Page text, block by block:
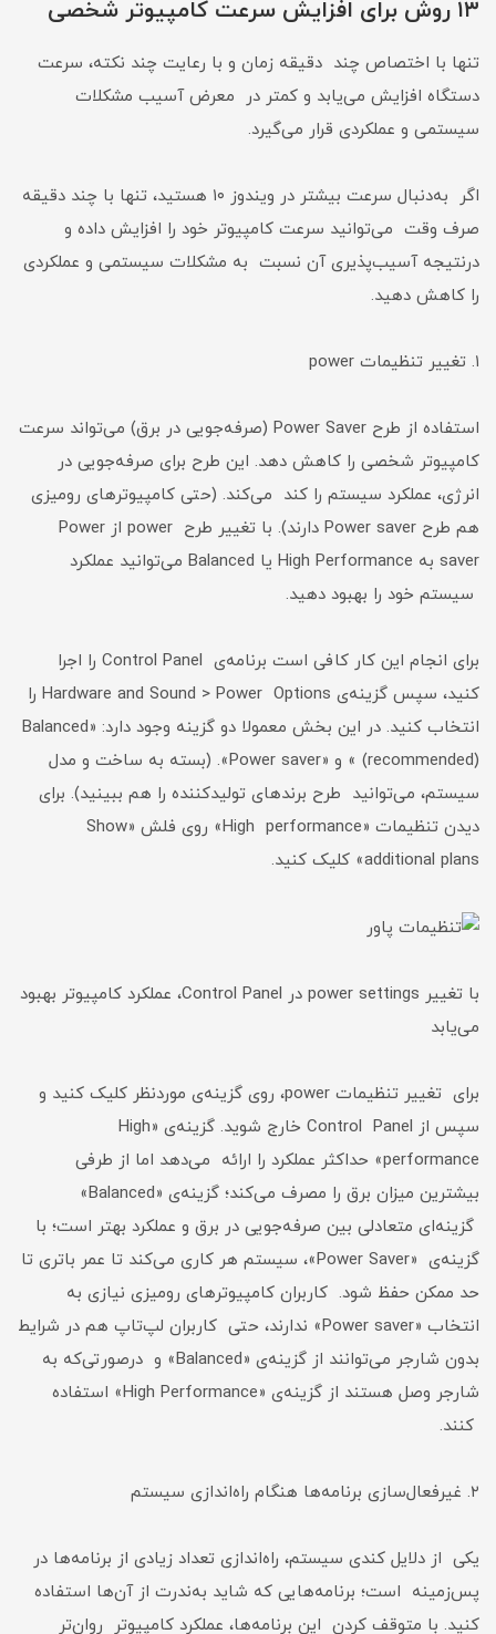
۱۳ روش برای افزایش سرعت کامپیوتر شخصی
تنها با اختصاص چند دقیقه زمان و با رعایت چند نکته، سرعت
دستگاه افزایش می‌یابد و کمتر در معرض آسیب مشکلات
سیستمی و عملکردی قرار می‌گیرد.
اگر به‌دنبال سرعت بیشتر در ویندوز ۱۰ هستید، تنها با چند دقیقه
صرف وقت می‌توانید سرعت کامپیوتر خود را افزایش داده و
درنتیجه آسیب‌پذیری آن نسبت به مشکلات سیستمی و عملکردی
را کاهش دهید.
۱. تغییر تنظیمات power
استفاده از طرح Power Saver (صرفه‌جویی در برق) می‌تواند سرعت
کامپیوتر شخصی را کاهش دهد. این طرح برای صرفه‌جویی در
انرژی، عملکرد سیستم را کند می‌کند. (حتی کامپیوترهای رومیزی
هم طرح Power saver دارند). با تغییر طرح power از Power
saver به High Performance یا Balanced می‌توانید عملکرد
سیستم خود را بهبود دهید.
برای انجام این کار کافی است برنامه‌ی Control Panel را اجرا
کنید، سپس گزینه‌ی Hardware and Sound > Power Options را
انتخاب کنید. در این بخش معمولا دو گزینه وجود دارد: «Balanced
(recommended)» و «Power saver». (بسته به ساخت و مدل
سیستم، می‌توانید طرح‌ برندهای تولیدکننده را هم ببینید). برای
دیدن تنظیمات «High performance» روی فلش «Show
additional plans» کلیک کنید.
با تغییر power settings در Control Panel، عملکرد کامپیوتر بهبود
می‌یابد
برای تغییر تنظیمات power، روی گزینه‌ی موردنظر کلیک کنید و
سپس از Control Panel خارج شوید. گزینه‌ی «High
performance» حداکثر عملکرد را ارائه می‌دهد اما از طرفی
بیشترین میزان برق را مصرف می‌کند؛ گزینه‌ی «Balanced»
گزینه‌ای متعادلی بین صرفه‌جویی در برق و عملکرد بهتر است؛ با
گزینه‌ی «Power Saver»، سیستم هر کاری می‌کند تا عمر باتری تا
حد ممکن حفظ شود. کاربران کامپیوترهای رومیزی نیازی به
انتخاب «Power saver» ندارند، حتی کاربران لپ‌تاپ هم در شرایط
بدون شارجر می‌توانند از گزینه‌ی «Balanced» و درصورتی‌که به
شارجر وصل هستند از گزینه‌ی «High Performance» استفاده
کنند.
۲. غیرفعال‌سازی برنامه‌ها هنگام راه‌اندازی سیستم
یکی از دلایل کندی سیستم، راه‌اندازی تعداد زیادی از برنامه‌ها در
پس‌زمینه است؛ برنامه‌هایی که شاید به‌ندرت از آن‌ها استفاده
کنید. با متوقف کردن این برنامه‌ها، عملکرد کامپیوتر روان‌تر